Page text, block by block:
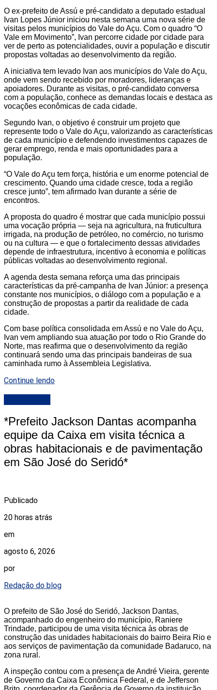
O ex-prefeito de Assú e pré-candidato a deputado estadual
Ivan Lopes Júnior iniciou nesta semana uma nova série de
visitas pelos municípios do Vale do Açu. Com o quadro “O
Vale em Movimento”, Ivan percorre cidade por cidade para
ver de perto as potencialidades, ouvir a população e discutir
propostas voltadas ao desenvolvimento da região.
A iniciativa tem levado Ivan aos municípios do Vale do Açu,
onde vem sendo recebido por moradores, lideranças e
apoiadores. Durante as visitas, o pré-candidato conversa
com a população, conhece as demandas locais e destaca as
vocações econômicas de cada cidade.
Segundo Ivan, o objetivo é construir um projeto que
represente todo o Vale do Açu, valorizando as características
de cada município e defendendo investimentos capazes de
gerar emprego, renda e mais oportunidades para a
população.
“O Vale do Açu tem força, história e um enorme potencial de
crescimento. Quando uma cidade cresce, toda a região
cresce junto”, tem afirmado Ivan durante a série de
encontros.
A proposta do quadro é mostrar que cada município possui
uma vocação própria — seja na agricultura, na fruticultura
irrigada, na produção de petróleo, no comércio, no turismo
ou na cultura — e que o fortalecimento dessas atividades
depende de infraestrutura, incentivo à economia e políticas
públicas voltadas ao desenvolvimento regional.
A agenda desta semana reforça uma das principais
características da pré-campanha de Ivan Júnior: a presença
constante nos municípios, o diálogo com a população e a
construção de propostas a partir da realidade de cada
cidade.
Com base política consolidada em Assú e no Vale do Açu,
Ivan vem ampliando sua atuação por todo o Rio Grande do
Norte, mas reafirma que o desenvolvimento da região
continuará sendo uma das principais bandeiras de sua
caminhada rumo à Assembleia Legislativa.
Continue lendo
*Prefeito Jackson Dantas acompanha
equipe da Caixa em visita técnica a
obras habitacionais e de pavimentação
em São José do Seridó*
Publicado
20 horas atrás
em
agosto 6, 2026
por
Redação do blog
O prefeito de São José do Seridó, Jackson Dantas,
acompanhado do engenheiro do município, Raniere
Trindade, participou de uma visita técnica às obras de
construção das unidades habitacionais do bairro Beira Rio e
aos serviços de pavimentação da comunidade Badaruco, na
zona rural.
A inspeção contou com a presença de André Vieira, gerente
de Governo da Caixa Econômica Federal, e de Jefferson